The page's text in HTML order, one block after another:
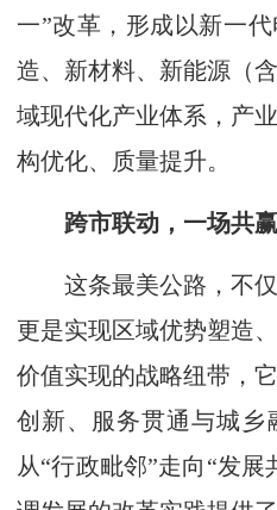
一”改革，形成以新一
造、新材料、新能源（
域现代化产业体系，产
构优化、质量提升。
跨市联动，一场共
这条最美公路，不仅
更是实现区域优势塑造
价值实现的战略纽带，
创新、服务贯通与城乡
从“行政毗邻”走向“发